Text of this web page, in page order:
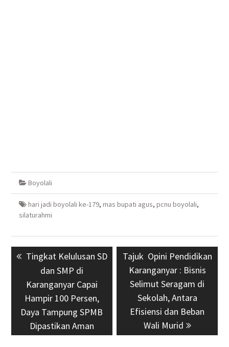
Boyolali
hari jadi boyolali ke-179, mas bupati agus, pcnu boyolali,
silaturahmi
Navigasi
pos Previous
post:
Tingkat Kelulusan SD
dan SMP di
Karanganyar Capai
Hampir 100 Persen,
Daya Tampung SPMB
Dipastikan Aman
Next
post:
Tajuk Opini Pendidikan
Karanganyar : Bisnis
Selimut Seragam di
Sekolah, Antara
Efisiensi dan Beban
Wali Murid